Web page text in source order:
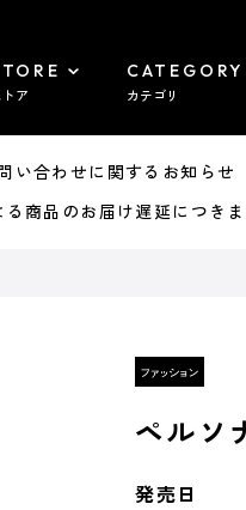
トア
CATEGORY
カテゴリ
合わせに関するお知らせ
商品のお届け遅延につきま
ペルソ
発売日